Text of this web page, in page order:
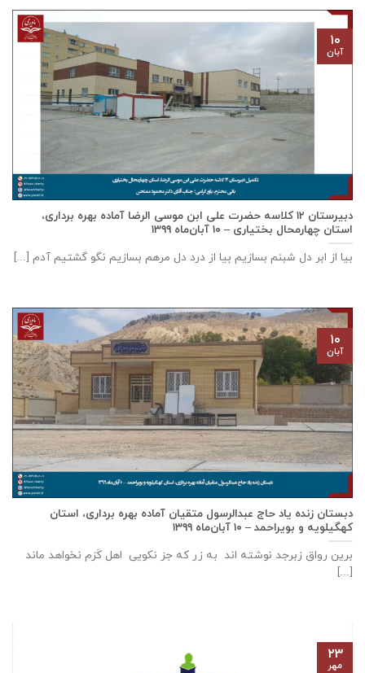
دبيرستان ١٢ كلاسه حضرت علی ابن موسی الرضا آماده بهره برداری،
استان چهارمحال بختياری – ۱۰ آبان‌ماه ۱۳۹۹
بیا از ابر دل شبنم بسازیم بیا از درد دل مرهم بسازیم نگو گشتیم آدم [...]
۱۰
آبان
دبستان زنده ياد حاج عبدالرسول متقيان آماده بهره برداری، استان
كهگيلويه و بويراحمد – ۱۰ آبان‌ماه ۱۳۹۹
برین رواق زبرجد نوشته اند به زر که جز نکویی اهل کَرَم نخواهد ماند
[...]
۱۰
آبان
۲۳
مهر